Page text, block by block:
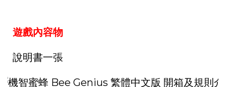
遊戲內容物
說明書一張